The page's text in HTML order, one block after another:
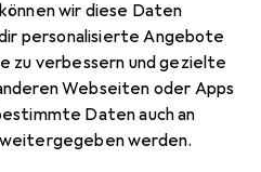
wir diese Daten
personalisierte Angebote
zu verbessern und gezielte
Webseiten oder Apps
Daten auch an
werden.
Marke
Mehr von Dipos